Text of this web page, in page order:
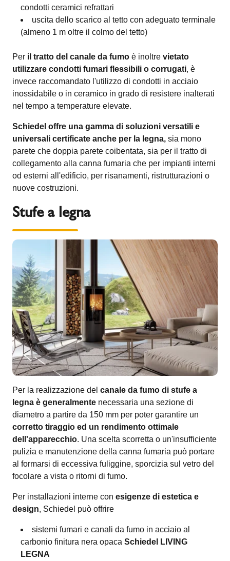
condotti ceramici refrattari
uscita dello scarico al tetto con adeguato terminale
(almeno 1 m oltre il colmo del tetto)
Per il tratto del canale da fumo è inoltre vietato
utilizzare condotti fumari flessibili o corrugati, è
invece raccomandato l'utilizzo di condotti in acciaio
inossidabile o in ceramico in grado di resistere inalterati
nel tempo a temperature elevate.
Schiedel offre una gamma di soluzioni versatili e
universali certificate anche per la legna, sia mono
parete che doppia parete coibentata, sia per il tratto di
collegamento alla canna fumaria che per impianti interni
od esterni all'edificio, per risanamenti, ristrutturazioni o
nuove costruzioni.
Stufe a legna
Per la realizzazione del canale da fumo di stufe a
legna è generalmente necessaria una sezione di
diametro a partire da 150 mm per poter garantire un
corretto tiraggio ed un rendimento ottimale
dell'apparecchio. Una scelta scorretta o un'insufficiente
pulizia e manutenzione della canna fumaria può portare
al formarsi di eccessiva fuliggine, sporcizia sul vetro del
focolare a vista o ritorni di fumo.
Per installazioni interne con esigenze di estetica e
design, Schiedel può offrire
sistemi fumari e canali da fumo in acciaio al
carbonio finitura nera opaca Schiedel LIVING
LEGNA